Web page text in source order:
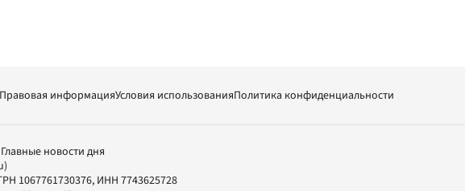
Правовая информацияУсловия использованияПолитика конфиденциальности
новости дня
1067761730376, ИНН 7743625728